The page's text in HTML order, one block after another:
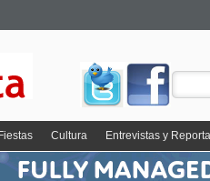
Cultura Entrevistas y